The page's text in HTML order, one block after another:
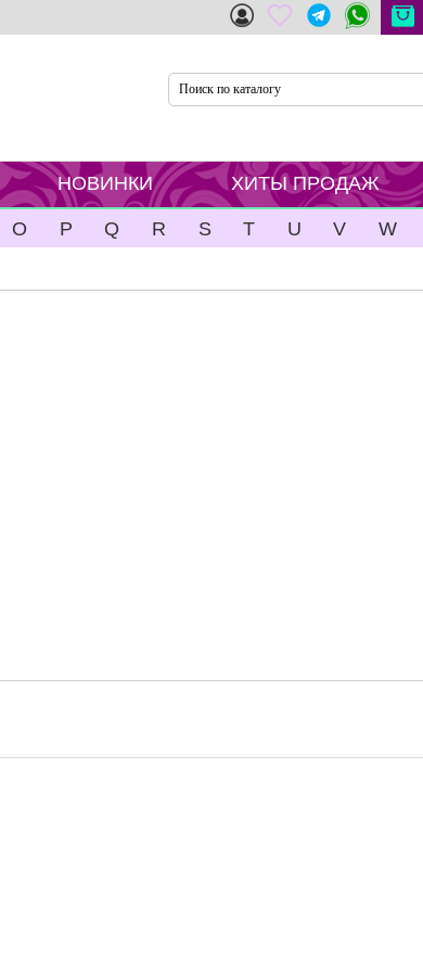
НОВИНКИ ХИТЫ ПРОДАЖ
O P Q R S T U V W